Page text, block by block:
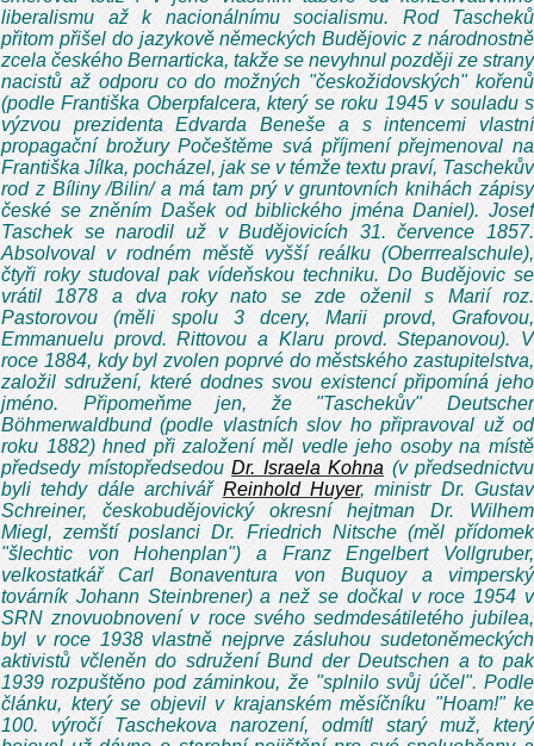
liberalismu až k nacionálnímu socialismu. Rod Tascheků
přitom přišel do jazykově německých Budějovic z národnostně
zcela českého Bernarticka, takže se nevyhnul později ze strany
nacistů až odporu co do možných "českožidovských" kořenů
(podle Františka Oberpfalcera, který se roku 1945 v souladu s
výzvou prezidenta Edvarda Beneše a s intencemi vlastní
propagační brožury Počeštěme svá příjmení přejmenoval na
Františka Jílka, pocházel, jak se v témže textu praví, Taschekův
rod z Bíliny /Bilin/ a má tam prý v gruntovních knihách zápisy
české se zněním Dašek od biblického jména Daniel). Josef
Taschek se narodil už v Budějovicích 31. července 1857.
Absolvoval v rodném městě vyšší reálku (Oberrrealschule),
čtyři roky studoval pak vídeňskou techniku. Do Budějovic se
vrátil 1878 a dva roky nato se zde oženil s Marií roz.
Pastorovou (měli spolu 3 dcery, Marii provd, Grafovou,
Emmanuelu provd. Rittovou a Klaru provd. Stepanovou). V
roce 1884, kdy byl zvolen poprvé do městského zastupitelstva,
založil sdružení, které dodnes svou existencí připomíná jeho
jméno. Připomeňme jen, že "Taschekův" Deutscher
Böhmerwaldbund (podle vlastních slov ho připravoval už od
roku 1882) hned při založení měl vedle jeho osoby na místě
předsedy místopředsedou Dr. Israela Kohna (v předsednictvu
byli tehdy dále archivář Reinhold Huyer, ministr Dr. Gustav
Schreiner, českobudějovický okresní hejtman Dr. Wilhem
Miegl, zemští poslanci Dr. Friedrich Nitsche (měl přídomek
"šlechtic von Hohenplan") a Franz Engelbert Vollgruber,
velkostatkář Carl Bonaventura von Buquoy a vimperský
továrník Johann Steinbrener) a než se dočkal v roce 1954 v
SRN znovuobnovení v roce svého sedmdesátiletého jubilea,
byl v roce 1938 vlastně nejprve zásluhou sudetoněmeckých
aktivistů včleněn do sdružení Bund der Deutschen a to pak
1939 rozpuštěno pod záminkou, že "splnilo svůj účel". Podle
článku, který se objevil v krajanském měsíčníku "Hoam!" ke
100. výročí Taschekova narození, odmítl starý muž, který